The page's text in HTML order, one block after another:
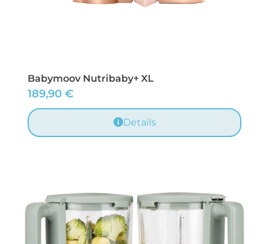
Babymoov Nutribaby+ XL
189,90 €
Details